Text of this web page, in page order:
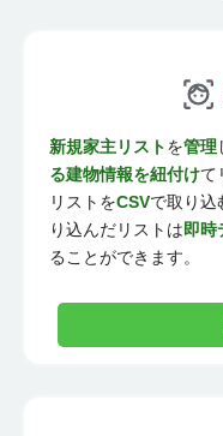
新規家主リストを管理
る建物情報を紐付けて
リストをCSVで取り込
り込んだリストは即時
ることができます。